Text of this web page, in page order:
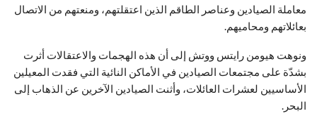
معاملة الصيادين وعناصر الطاقم الذين اعتقلتهم، ومنعتهم من الاتصال
بعائلاتهم ومحاميهم.
ونوهت هيومن رايتس ووتش إلى أن هذه الهجمات والاعتقالات أثرت
بشدّة على مجتمعات الصيادين في الأماكن النائية التي فقدت المعيلين
الأساسيين لعشرات العائلات، وأثنت الصيادين الآخرين عن الذهاب إلى
البحر.